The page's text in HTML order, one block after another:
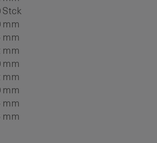
Stck
mm
mm
mm
mm
mm
mm
mm
mm